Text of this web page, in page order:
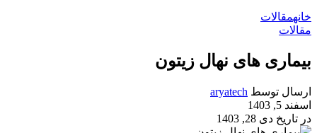
خانهمقالات
مقالات
بیماری‌ های نهال زیتون
ارسال توسط aryatech
اسفند 5, 1403
در تاریخ دی 28, 1403